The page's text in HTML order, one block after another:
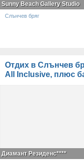
Sunny Beach Gallery Studio
Слънчев бряг
Отдих в Слънчев
All Inclusive, плюс
Диамант Резиденс****